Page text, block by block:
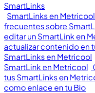
SmartLinks
SmartLinks en
frecuentes sobre
editar un SmartLink en
actualizar contenido en
SmartLinks en Metricool
SmartLink en Metricool
tus SmartLinks en
como enlace en tu Bio